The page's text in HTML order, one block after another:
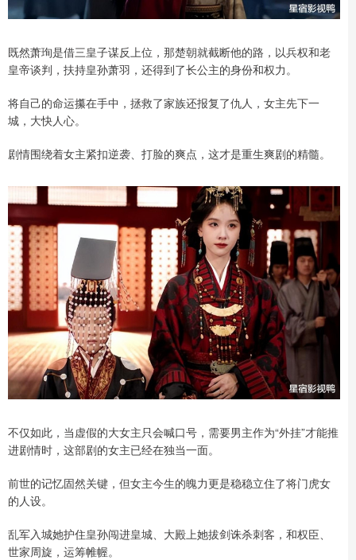
既然萧珣是借三皇子谋反上位，那楚朝就截断他的路，以兵权和老
皇帝谈判，扶持皇孙萧羽，还得到了长公主的身份和权力。
将自己的命运攥在手中，拯救了家族还报复了仇人，女主先下一
城，大快人心。
剧情围绕着女主紧扣逆袭、打脸的爽点，这才是重生爽剧的精髓。
不仅如此，当虚假的大女主只会喊口号，需要男主作为“外挂”才能推
进剧情时，这部剧的女主已经在独当一面。
前世的记忆固然关键，但女主今生的魄力更是稳稳立住了将门虎女
的人设。
乱军入城她护住皇孙闯进皇城、大殿上她拔剑诛杀刺客，和权臣、
世家周旋，运筹帷幄。